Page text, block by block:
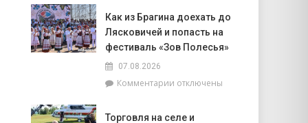
местности
лидируют
Полесья»
приглашает
в
уголок
Как из Брагина доехать до
Лясковичей и попасть на
фестиваль «Зов Полесья»
07.08.2026
Комментариикотключены
Торговля на селе и